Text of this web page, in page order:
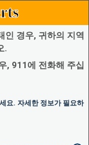
인 경우, 귀하의 지역
.
, 911에 전화해 주십
요. 자세한 정보가 필요하